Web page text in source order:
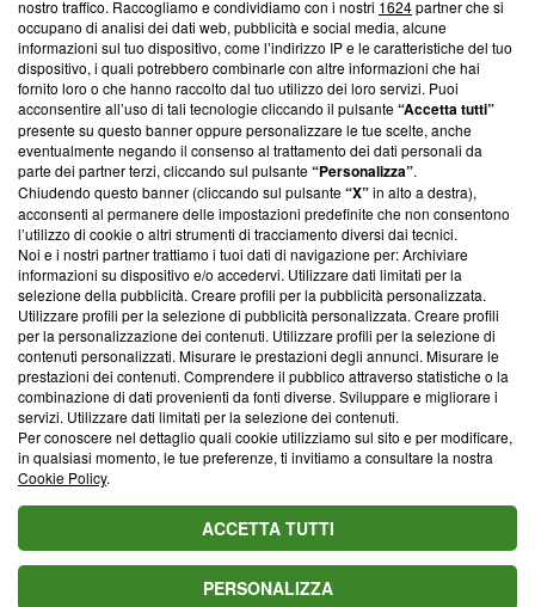
News, sui nostri processi editoriali e su come ci impegniamo a
creare news di qualità. Inoltre, afferma la nostra aderenza a
‘Trust Project - News with Integrity’Blasting News non è
ancora membro del programma, ma ha richiesto di farne
parte; Trust Project non ha ancora effettuato una verifica di
conformità agli standard.
Su di noi
Team editoriale
Corporate
Redazione
Informativa Privacy
Cookie Policy
Blasting SA, IDI CHE-247.845.224, Via Carlo Frasca, 3 - 6900
Lugano (Svizzera) Tel:+39 0690258937
© 2026 Blasting News
nostro traffico. Raccogliamo e condividiamo con i nostri 1624partner che si
occupano di analisi dei dati web, pubblicità e social media, alcune
informazioni sul tuo dispositivo, come l’indirizzo IP e le caratteristiche del tuo
dispositivo, i quali potrebbero combinarle con altre informazioni che hai
fornito loro o che hanno raccolto dal tuo utilizzo dei loro servizi. Puoi
acconsentire all’uso di tali tecnologie cliccando il pulsante“Accetta tutti”
presente su questo banner oppure personalizzare le tue scelte, anche
eventualmente negando il consenso al trattamento dei dati personali da
parte dei partner terzi, cliccando sul pulsante“Personalizza”.
Chiudendo questo banner (cliccando sul pulsante“X”in alto a destra),
acconsenti al permanere delle impostazioni predefinite che non consentono
l’utilizzo di cookie o altri strumenti di tracciamento diversi dai tecnici.
Noi e i nostri partner trattiamo i tuoi dati di navigazione per: Archiviare
informazioni su dispositivo e/o accedervi. Utilizzare dati limitati per la
selezione della pubblicità. Creare profili per la pubblicità personalizzata.
Utilizzare profili per la selezione di pubblicità personalizzata. Creare profili
per la personalizzazione dei contenuti. Utilizzare profili per la selezione di
contenuti personalizzati. Misurare le prestazioni degli annunci. Misurare le
prestazioni dei contenuti. Comprendere il pubblico attraverso statistiche o la
combinazione di dati provenienti da fonti diverse. Sviluppare e migliorare i
servizi. Utilizzare dati limitati per la selezione dei contenuti.
Per conoscere nel dettaglio quali cookie utilizziamo sul sito e per modificare,
in qualsiasi momento, le tue preferenze, ti invitiamo a consultare la nostra
Cookie Policy.
ACCETTA TUTTI
PERSONALIZZA